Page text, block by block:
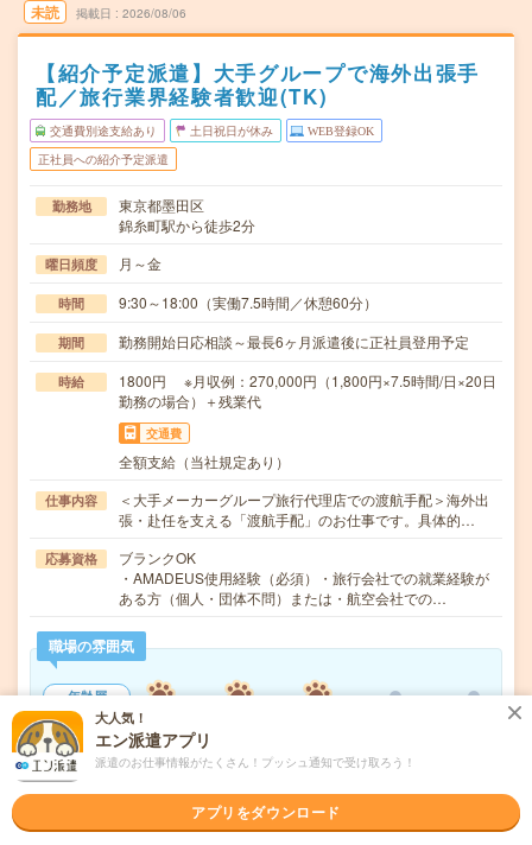
未読 掲載日 2026/08/06
【紹介予定派遣】大手グループで海外出張手
配／旅行業界経験者歓迎(TK)
交通費別途支給あり 土日祝日が休み WEB登録OK
正社員への紹介予定派遣
勤務地
東京都墨田区
錦糸町駅から徒歩2分
曜日頻度 月～金
時間 9:30～18:00（実働7.5時間／休憩60分）
期間 勤務開始日応相談～最長6ヶ月派遣後に正社員登用予定
時給
1800円 ※月収例：270,000円（1,800円×7.5時間/日×20日
勤務の場合）＋残業代
交通費
全額支給（当社規定あり）
仕事内容
＜大手メーカーグループ旅行代理店での渡航手配＞海外出
張・赴任を支える「渡航手配」のお仕事です。具体的…
応募資格
ブランクOK
・AMADEUS使用経験（必須）・旅行会社での就業経験が
ある方（個人・団体不問）または・航空会社での…
職場の雰囲気
年齢層
男女比率
もっと見る
大人気！
エン派遣アプリ
派遣のお仕事情報がたくさん！プッシュ通知で受け取ろう！
アプリをダウンロード